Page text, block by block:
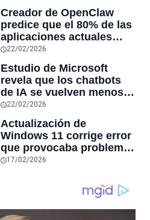
RAM y mucho más
Creador de OpenClaw
predice que el 80% de las
aplicaciones actuales
desaparecerán en el
las aplicaciones con
sensores únicos o
conexiones especiales a
hardware
22/02/2026
Estudio de Microsoft
revela que los chatbots
de IA se vuelven menos
confiables mientras más
tiempo hablas con ellos:
la falta de confiabilidad
sube un 112%
22/02/2026
Actualización de
Windows 11 corrige error
que provocaba problemas
al jugar en PC: los
producían desde 2023
17/02/2026